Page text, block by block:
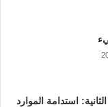
استدامة الموارد